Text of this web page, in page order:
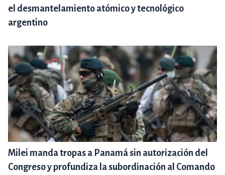
el desmantelamiento atómico y tecnológico
argentino
Milei manda tropas a Panamá sin autorización del
Congreso y profundiza la subordinación al Comando